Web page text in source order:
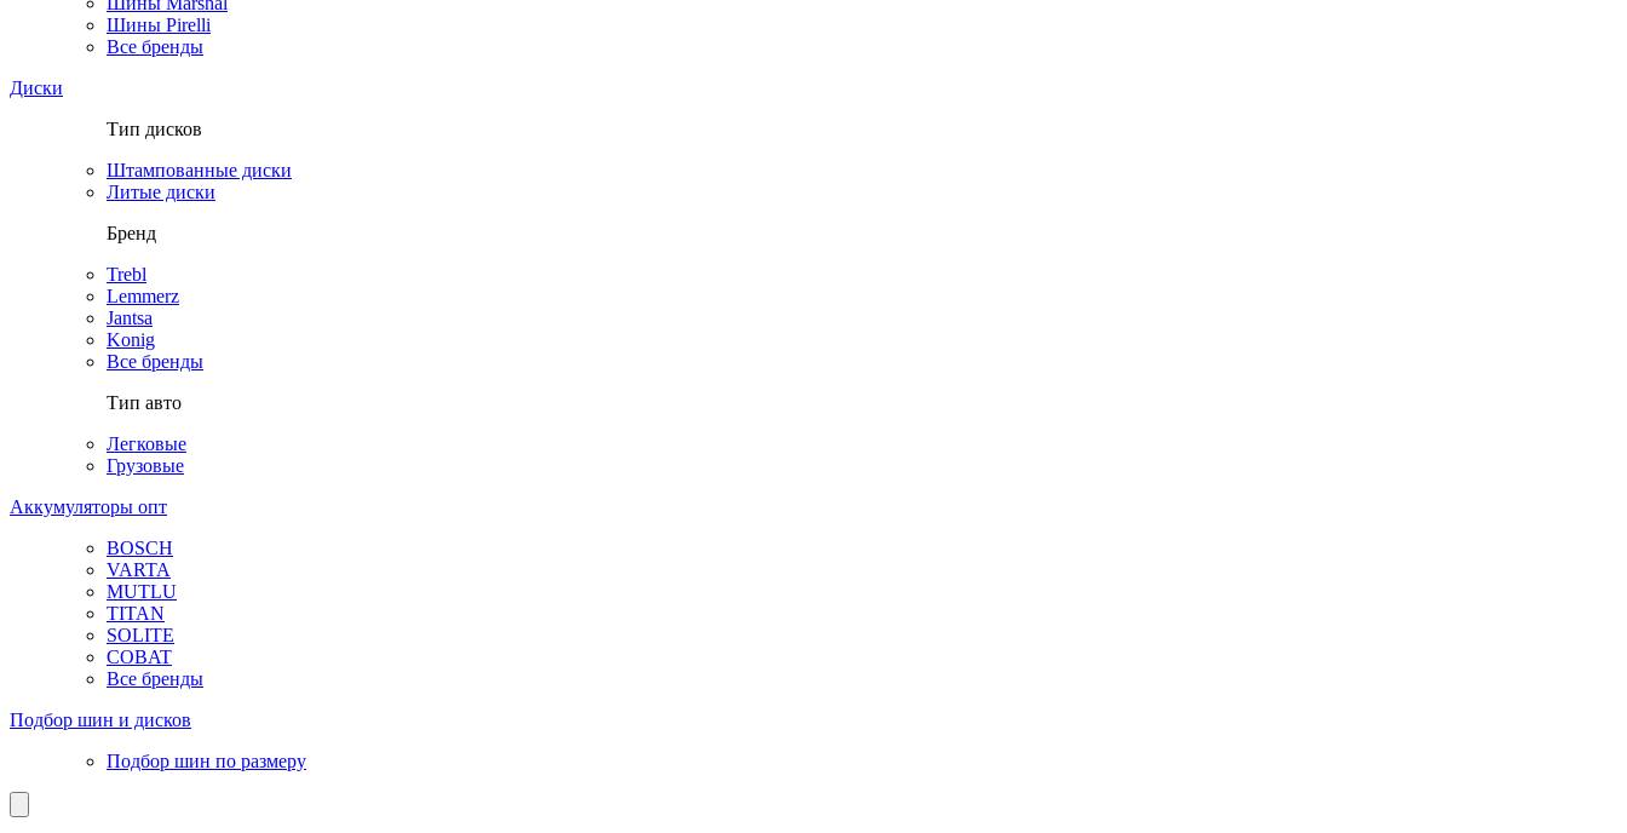
Шины Pirelli
Все бренды
Диски
Тип дисков
Штампованные диски
Литые диски
Бренд
Trebl
Lemmerz
Jantsa
Konig
Все бренды
Тип авто
Легковые
Грузовые
Аккумуляторы опт
BOSCH
VARTA
MUTLU
TITAN
SOLITE
COBAT
Все бренды
Подбор шин и дисков
Подбор шин по размеру